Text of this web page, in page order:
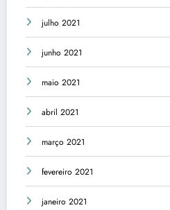
julho 2021
junho 2021
maio 2021
abril 2021
março 2021
fevereiro 2021
janeiro 2021